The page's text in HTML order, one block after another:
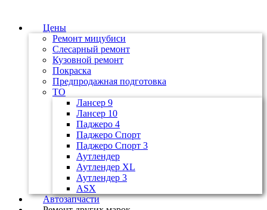
Цены
Ремонт мицубиси
Слесарный ремонт
Кузовной ремонт
Покраска
Предпродажная подготовка
ТО
Лансер 9
Лансер 10
Паджеро 4
Паджеро Спорт
Паджеро Спорт 3
Аутлендер
Аутлендер ХL
Аутлендер 3
ASX
Автозапчасти